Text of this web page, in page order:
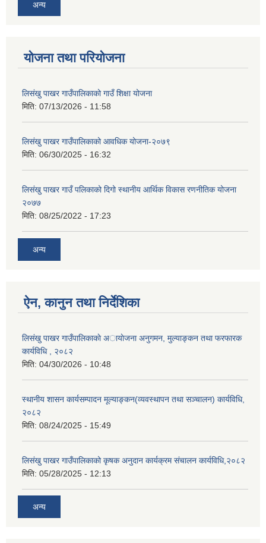
अन्य
योजना तथा परियोजना
लिसंखु पाखर गाउँपालिकाको गाउँ शिक्षा योजना
मिति: 07/13/2026 - 11:58
लिसंखु पाखर गाउँपालिकाको आवधिक योजना-२०७९
मिति: 06/30/2025 - 16:32
लिसंखु पाखर गाउँ पलिकाको दिगो स्थानीय आर्थिक विकास रणनीतिक योजना
२०७७
मिति: 08/25/2022 - 17:23
अन्य
ऐन, कानुन तथा निर्देशिका
लिसंखु पाखर गाउँपालिकाकाे अायाेजना अनुगमन, मुल्याङ्कन तथा फरफारक
कार्यविधि , २०८२
मिति: 04/30/2026 - 10:48
स्थानीय शासन कार्यसम्पादन मूल्याङ्कन(व्यवस्थापन तथा सञ्चालन) कार्यविधि,
२०८२
मिति: 08/24/2025 - 15:49
लिसंखु पाखर गाउँपालिकाको कृषक अनुदान कार्यक्रम संचालन कार्यविधि,२०८२
मिति: 05/28/2025 - 12:13
अन्य